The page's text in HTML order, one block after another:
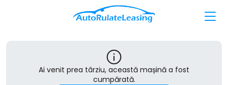
Ai venit prea târziu, această mașină a fost
cumpărată.